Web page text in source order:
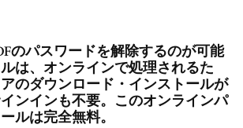
のパスワードを解除するのが可能
は、オンラインで処理されるた
のダウンロード・インストールが
ンインも不要。このオンラインパ
ルは完全無料。